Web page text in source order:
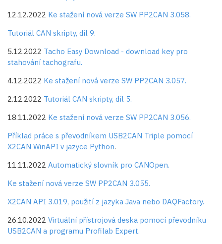
12.12.2022 Ke stažení nová verze SW PP2CAN 3.058.
Tutoriál CAN skripty, díl 9.
5.12.2022 Tacho Easy Download - download key pro
stahování tachografu.
4.12.2022 Ke stažení nová verze SW PP2CAN 3.057.
2.12.2022 Tutoriál CAN skripty, díl 5.
18.11.2022 Ke stažení nová verze SW PP2CAN 3.056.
Příklad práce s převodníkem USB2CAN Triple pomocí
X2CAN WinAPI v jazyce Python.
11.11.2022 Automatický slovník pro CANOpen.
Ke stažení nová verze SW PP2CAN 3.055.
X2CAN API 3.019, použití z jazyka Java nebo DAQFactory.
26.10.2022 Virtuální přístrojová deska pomocí převodníku
USB2CAN a programu Profilab Expert.